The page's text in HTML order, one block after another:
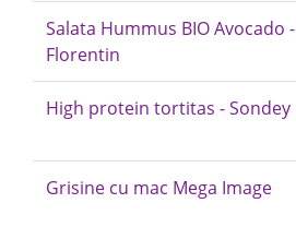
Salata Hummus BIO Avocado -
Florentin
High protein tortitas - Sondey
Grisine cu mac Mega Image